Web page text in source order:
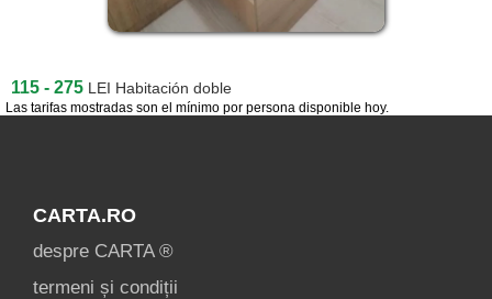
Las tarifas mostradas son el mínimo por persona disponible hoy.
115 - 275 LEI Habitación doble
CARTA.RO
despre CARTA ®
termeni și condiții